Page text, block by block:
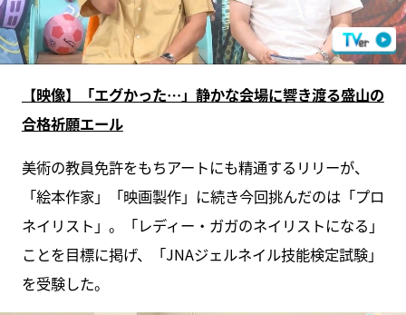
【映像】「エグかった…」静かな会場に響き渡る盛山の
合格祈願エール
美術の教員免許をもちアートにも精通するリリーが、
「絵本作家」「映画製作」に続き今回挑んだのは「プロ
ネイリスト」。「レディー・ガガのネイリストになる」
ことを目標に掲げ、「JNAジェルネイル技能検定試験」
を受験した。